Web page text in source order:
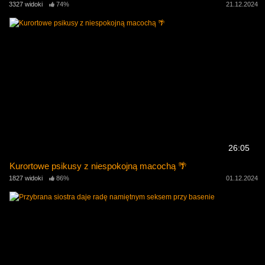
3327 widoki 74% 21.12.2024
26:05
Kurortowe psikusy z niespokojną macochą 🌴
1827 widoki 86% 01.12.2024